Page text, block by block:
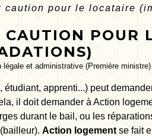
caution pour le locataire
POUR
et administrative (Première ministre)
apprenti...) peut
il doit demander à Action
durant le bail, ou les
Action logementse fait